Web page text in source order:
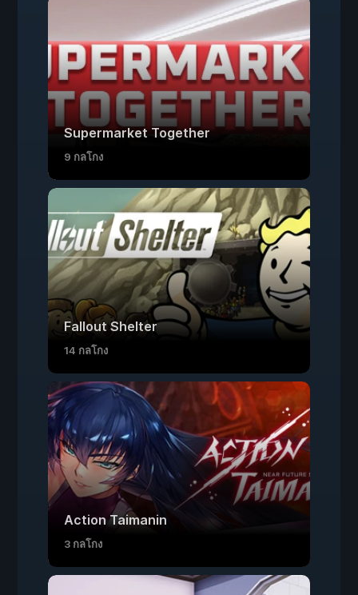
Supermarket Together
9 กลโกง
Fallout Shelter
14 กลโกง
Action Taimanin
3 กลโกง